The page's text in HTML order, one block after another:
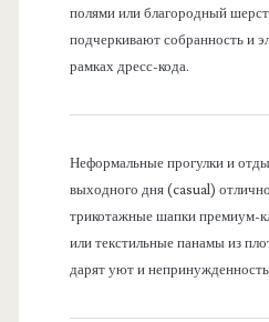
полями или благородный
подчеркивают собранность и
рамках дресс-кода.
Неформальные прогулки и
выходного дня (casual)
трикотажные шапки премиум-
или текстильные панамы из
дарят уют и